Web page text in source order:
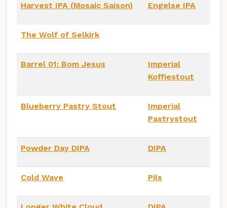
Harvest IPA (Mosaic Saison) Engelse IPA
The Wolf of Selkirk
Barrel 01: Bom Jesus
Imperial
Koffiestout
Blueberry Pastry Stout
Imperial
Pastrystout
Powder Day DIPA DIPA
Cold Wave Pils